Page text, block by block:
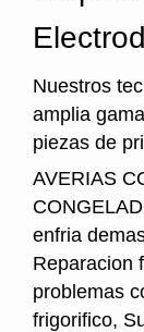
Nuestros
amplia
piezas de
AVERIAS
enfria
Reparacion
problemas
frigorifico,